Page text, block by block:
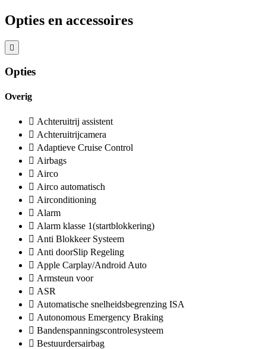
Opties en accessoires
Opties
Overig
Achteruitrij assistent
Achteruitrijcamera
Adaptieve Cruise Control
Airbags
Airco
Airco automatisch
Airconditioning
Alarm
Alarm klasse 1(startblokkering)
Anti Blokkeer Systeem
Anti doorSlip Regeling
Apple Carplay/Android Auto
Armsteun voor
ASR
Automatische snelheidsbegrenzing ISA
Autonomous Emergency Braking
Bandenspanningscontrolesysteem
Bestuurdersairbag